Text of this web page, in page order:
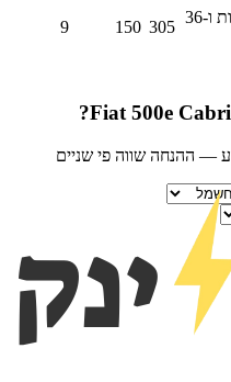
5 שעות ו-36
305
150
9
Fiat 500e
?
— ההנחה שווה פי שניים